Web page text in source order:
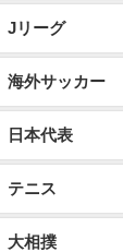
Jリーグ
海外サッカー
日本代表
テニス
大相撲